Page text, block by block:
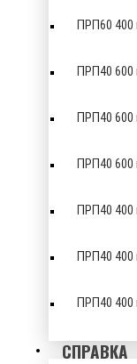
ПРП60 400
ПРП40 600
ПРП40 600
ПРП40 600
ПРП40 400
ПРП40 400
ПРП40 400
СПРАВКА